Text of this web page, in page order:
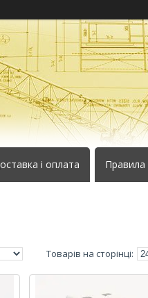
і оплата Правила